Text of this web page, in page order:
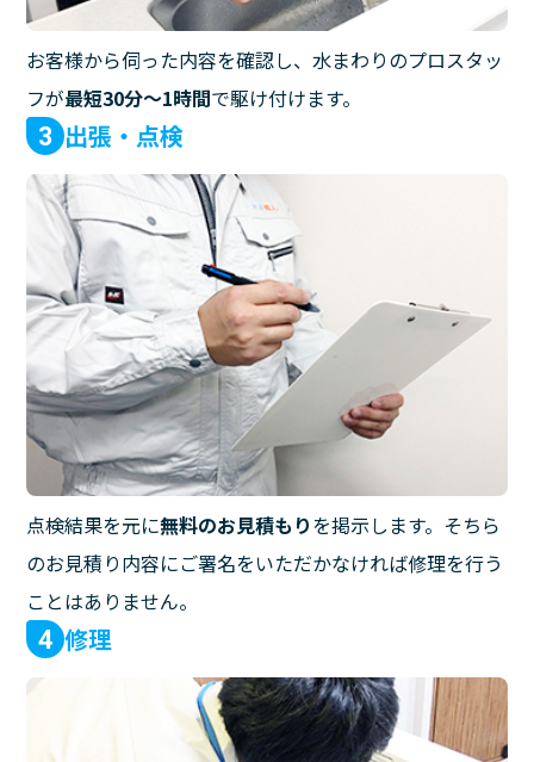
お客様から伺った内容を確認し、水まわりのプロスタッ
フが最短30分〜1時間で駆け付けます。
3 出張・点検
点検結果を元に無料のお見積もりを掲示します。そちら
のお見積り内容にご署名をいただかなければ修理を行う
ことはありません。
4 修理